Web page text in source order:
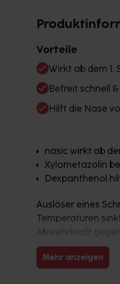
Vorteile
Wirkt ab dem 1.
Befreit schnell
Hilft die Nase
nasic wirkt ab
Xylometazolin
Dexpanthenol
Auslöser eines
Temperaturen
Abwehrkraft
können sich rasant
Mehr anzeigen